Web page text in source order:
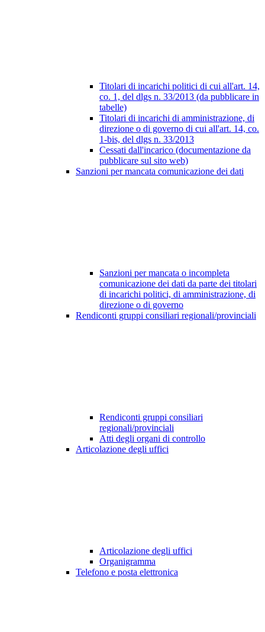
Titolari di incarichi politici di cui all'art. 14,
co. 1, del dlgs n. 33/2013 (da pubblicare in
tabelle)
Titolari di incarichi di amministrazione, di
direzione o di governo di cui all'art. 14, co.
1-bis, del dlgs n. 33/2013
Cessati dall'incarico (documentazione da
pubblicare sul sito web)
Sanzioni per mancata comunicazione dei dati
Sanzioni per mancata o incompleta
comunicazione dei dati da parte dei titolari
di incarichi politici, di amministrazione, di
direzione o di governo
Rendiconti gruppi consiliari regionali/provinciali
Rendiconti gruppi consiliari
regionali/provinciali
Atti degli organi di controllo
Articolazione degli uffici
Articolazione degli uffici
Organigramma
Telefono e posta elettronica